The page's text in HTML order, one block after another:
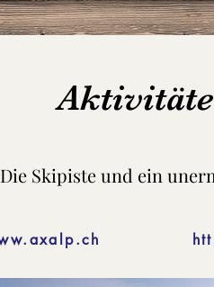
Die Skipiste und ein